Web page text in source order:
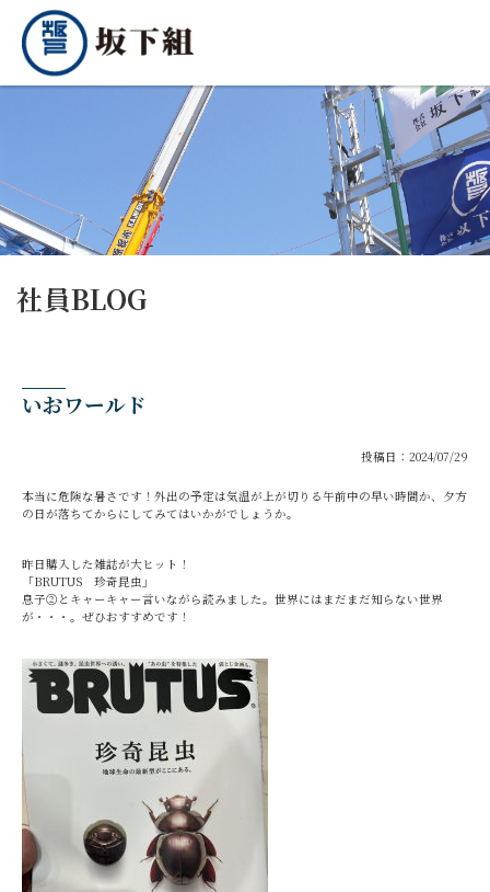
社員BLOG
いおワールド
投稿日：2024/07/29
本当に危険な暑さです！外出の予定は気温が上が切りる午前中の早い時間か、夕方
の日が落ちてからにしてみてはいかがでしょうか。
昨日購入した雑誌が大ヒット！
「BRUTUS 珍奇昆虫」
息子②とキャーキャー言いながら読みました。世界にはまだまだ知らない世界
が・・・。ぜひおすすめです！